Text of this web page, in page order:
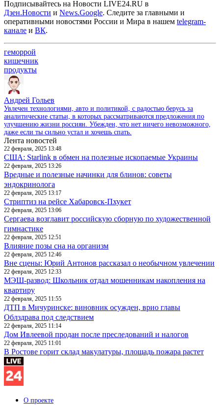
Подписывайтесь на Новости LIVE24.RU в
Дзен.Новости и News.Google. Следите за главными и
оперативными новостями России и Мира в нашем telegram-
канале и ВК.
геморрой
кишечник
продукты
Андрей Гольев
Увлечен технологиями, авто и политикой, с радостью берусь за
аналитические статьи, в которых рассматриваются предложения по
улучшению жизни россиян. Убежден, что нет ничего невозможного,
даже если ты сильно устал и хочешь спать.
Лента новостей
22 февраля, 2025 13:48
США: Starlink в обмен на полезные ископаемые Украины
22 февраля, 2025 13:26
Вредные и полезные начинки для блинов: советы
эндокринолога
22 февраля, 2025 13:17
Стриптиз на рейсе Хабаровск-Пхукет
22 февраля, 2025 13:06
Сергаева возглавит российскую сборную по художественной
гимнастике
22 февраля, 2025 12:51
Влияние позы сна на организм
22 февраля, 2025 12:46
Вне сцены: Юрий Антонов рассказал о необычном увлечении
22 февраля, 2025 12:33
МЭШ-развод: Школьник отдал мошенникам накопления на
квартиру
22 февраля, 2025 11:55
ДТП в Мичуринске: виновник осужден, врио главы
Облздрава под следствием
22 февраля, 2025 11:14
Дом Ивлеевой продан после преследований и налогов
22 февраля, 2025 11:01
В Ростове горит склад макулатуры, площадь пожара растет
О проекте